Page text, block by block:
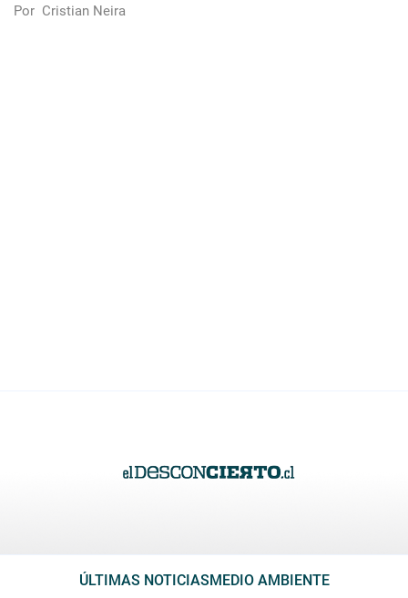
Por Cristian Neira
ÚLTIMAS NOTICIASMEDIO AMBIENTE